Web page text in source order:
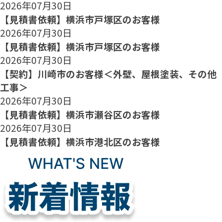
2026年07月30日
【見積書依頼】横浜市戸塚区のお客様
2026年07月30日
【見積書依頼】横浜市戸塚区のお客様
2026年07月30日
【契約】川崎市のお客様＜外壁、屋根塗装、その他
工事＞
2026年07月30日
【見積書依頼】横浜市瀬谷区のお客様
2026年07月30日
【見積書依頼】横浜市港北区のお客様